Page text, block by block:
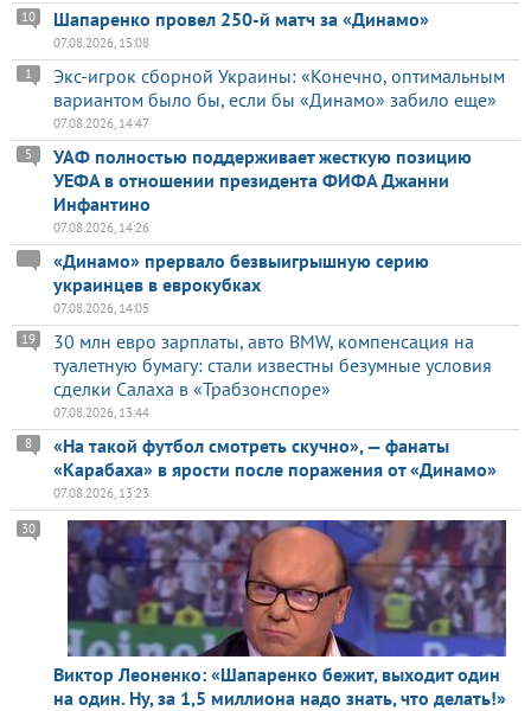
Шапаренко провел 250-й матч за «Динамо»
10
07.08.2026, 15:08
Экс-игрок сборной Украины: «Конечно, оптимальным
вариантом было бы, если бы «Динамо» забило еще»
1
07.08.2026, 14:47
УАФ полностью поддерживает жесткую позицию
УЕФА в отношении президента ФИФА Джанни
Инфантино
5
07.08.2026, 14:26
«Динамо» прервало безвыигрышную серию
украинцев в еврокубках
07.08.2026, 14:05
30 млн евро зарплаты, авто BMW, компенсация на
туалетную бумагу: стали известны безумные условия
сделки Салаха в «Трабзонспоре»
19
07.08.2026, 13:44
«На такой футбол смотреть скучно», — фанаты
«Карабаха» в ярости после поражения от «Динамо»
8
07.08.2026, 13:23
Виктор Леоненко: «Шапаренко бежит, выходит один
на один. Ну, за 1,5 миллиона надо знать, что делать!»
30